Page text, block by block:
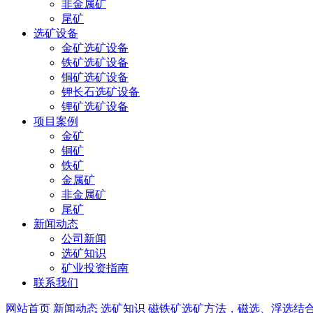
非金属矿
尾矿
选矿设备
金矿选矿设备
铁矿选矿设备
铜矿选矿设备
钾长石选矿设备
锂矿选矿设备
项目案例
金矿
铜矿
铁矿
金属矿
非金属矿
尾矿
新闻动态
公司新闻
选矿知识
矿业投资指南
联系我们
网站首页 新闻动态 选矿知识 磁铁矿选矿方法，磁选、浮选结